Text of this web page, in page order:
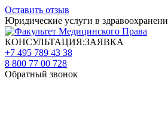
Оставить отзыв
Юридические услуги в
КОНСУЛЬТАЦИЯ:ЗАЯВКА
+7 495 789 43 38
8 800 77 00 728
Обратный звонок